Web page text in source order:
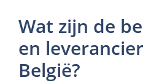
Wat zijn de
en
België?